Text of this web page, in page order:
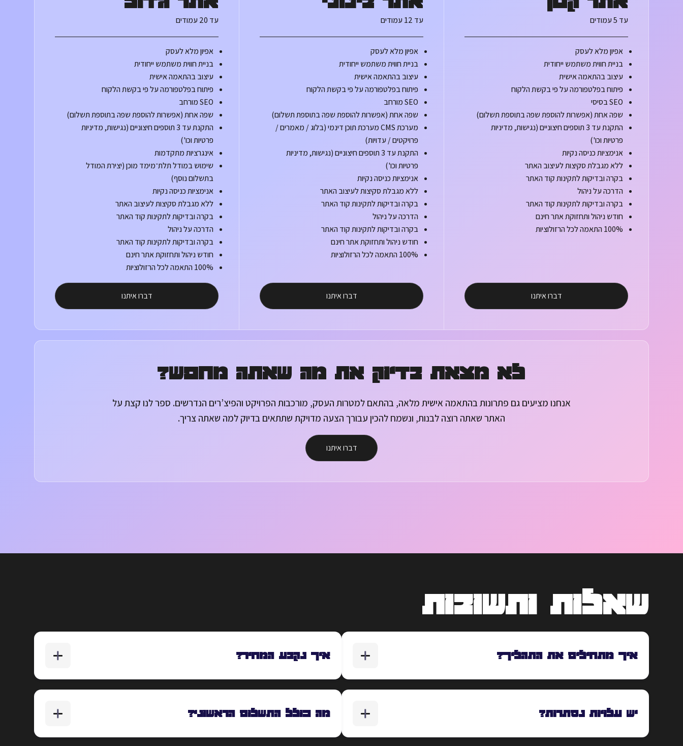
עד 5 עמודים
אפיון מלא לעסק
בניית חווית משתמש ייחודית
עיצוב בהתאמה אישית
פיתוח בפלטפורמה על פי בקשת הלקוח
SEO בסיסי
שפה אחת (אפשרות להוספת שפה בתוספת תשלום)
התקנת עד 3 תוספים חיצוניים (נגישות, מדיניות
פרטיות וכו')
אנימציות כניסה נקיות
ללא מגבלת סקיצות לעיצוב האתר
בקרה ובדיקות לתקינות קוד האתר
הדרכה על ניהול
בקרה ובדיקות לתקינות קוד האתר
חודש ניהול ותחזוקת אתר חינם
100% התאמה לכל הרזולוציות
דברו איתנו
עד 12 עמודים
אפיון מלא לעסק
בניית חווית משתמש ייחודית
עיצוב בהתאמה אישית
פיתוח בפלטפורמה על פי בקשת הלקוח
SEO מורחב
שפה אחת (אפשרות להוספת שפה בתוספת תשלום)
מערכת CMS מערכת תוכן דינמי (בלוג / מאמרים /
פרויקטים / עדויות)
התקנת עד 3 תוספים חיצוניים (נגישות, מדיניות
פרטיות וכו')
אנימציות כניסה נקיות
ללא מגבלת סקיצות לעיצוב האתר
בקרה ובדיקות לתקינות קוד האתר
הדרכה על ניהול
בקרה ובדיקות לתקינות קוד האתר
חודש ניהול ותחזוקת אתר חינם
100% התאמה לכל הרזולוציות
דברו איתנו
עד 20 עמודים
אפיון מלא לעסק
בניית חווית משתמש ייחודית
עיצוב בהתאמה אישית
פיתוח בפלטפורמה על פי בקשת הלקוח
SEO מורחב
שפה אחת (אפשרות להוספת שפה בתוספת תשלום)
התקנת עד 3 תוספים חיצוניים (נגישות, מדיניות
פרטיות וכו')
אינגרציות מתקדמות
שימוש במודל תלת־מימד מוכן (יצירת המודל
בתשלום נוסף)
אנימציות כניסה נקיות
ללא מגבלת סקיצות לעיצוב האתר
בקרה ובדיקות לתקינות קוד האתר
הדרכה על ניהול
בקרה ובדיקות לתקינות קוד האתר
חודש ניהול ותחזוקת אתר חינם
100% התאמה לכל הרזולוציות
דברו איתנו
לא מצאת בדיוק את מה שאתה מחפש?
אנחנו מציעים גם פתרונות בהתאמה אישית מלאה, בהתאם למטרות העסק, מורכבות הפרויקט והפיצ’רים הנדרשים. ספר לנו קצת על
האתר שאתה רוצה לבנות, ונשמח להכין עבורך הצעה מדויקת שתתאים בדיוק למה שאתה צריך.
דברו איתנו
שאלות ותשובות
איך מתחילים את התהליך?
יש עלויות נסתרות?
איך נקבע המחיר?
מה כולל התשלום הראשוני?